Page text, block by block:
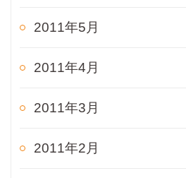
2011年5月
2011年4月
2011年3月
2011年2月